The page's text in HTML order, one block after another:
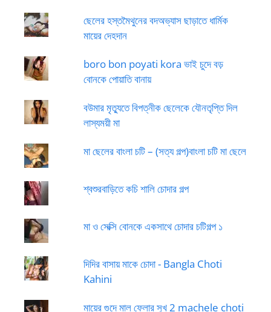
ছেলের হস্তমৈথুনের বদঅভ্যাস ছাড়াতে ধার্মিক
মায়ের দেহদান
boro bon poyati kora ভাই চুদে বড়
বোনকে পোয়াতি বানায়
বউমার মৃত্যুতে বিপত্নীক ছেলেকে যৌনতৃপ্তি দিল
লাস্যময়ী মা
মা ছেলের বাংলা চটি – (সত্য গল্প)বাংলা চটি মা ছেলে
শ্বশুরবাড়িতে কচি শালি চোদার গল্প
মা ও সেক্সি বোনকে একসাথে চোদার চটিগল্প ১
দিদির বাসায় মাকে চোদা - Bangla Choti
Kahini
মায়ের গুদে মাল ফেলার সুখ 2 machele choti